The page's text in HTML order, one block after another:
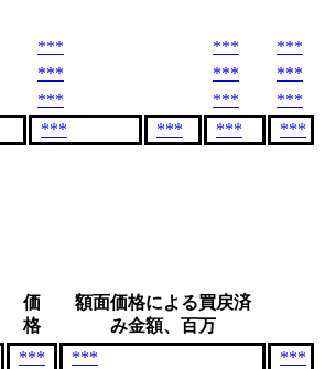
*** ***
***
*** ***
***
*** ***
***
*** *** ***
***
価
格
額面価格による買戻済
み金額、百万
*** *** ***